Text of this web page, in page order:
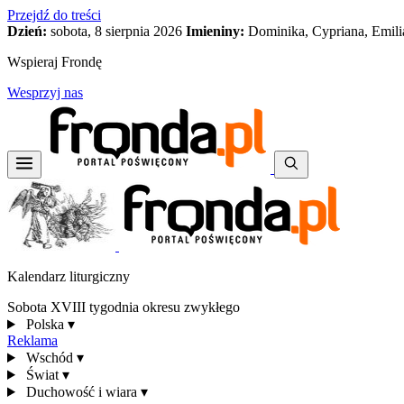
Przejdź do treści
Dzień: sobota, 8 sierpnia 2026 Imieniny: Dominika, Cypriana,
Wspieraj Frondę
Wesprzyj nas
Kalendarz liturgiczny
Sobota XVIII tygodnia okresu zwykłego
Polska ▾
Reklama
Wschód ▾
Świat ▾
Duchowość i wiara ▾